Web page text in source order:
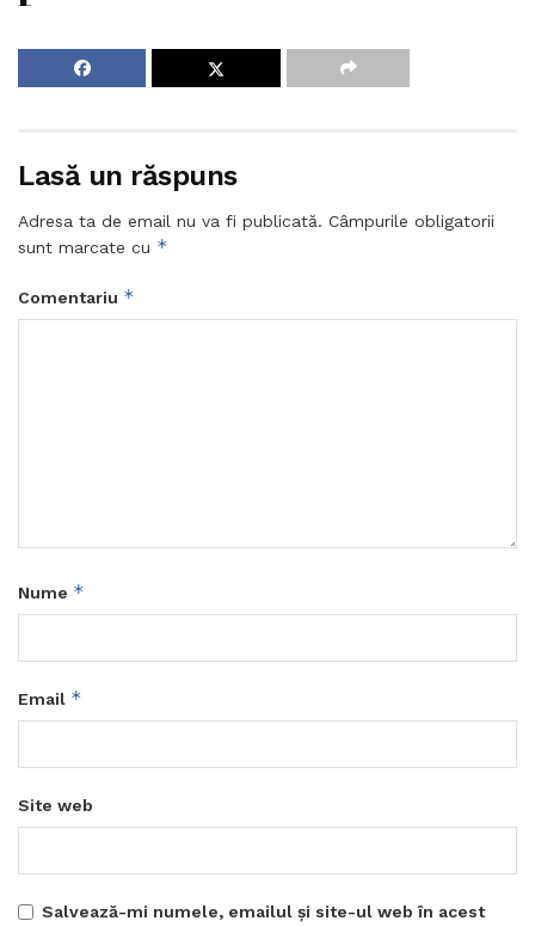
Lasă un răspuns
Adresa ta de email nu va fi publicată. Câmpurile obligatorii
sunt marcate cu *
Comentariu *
Nume *
Email *
Site web
Salvează-mi numele, emailul și site-ul web în acest